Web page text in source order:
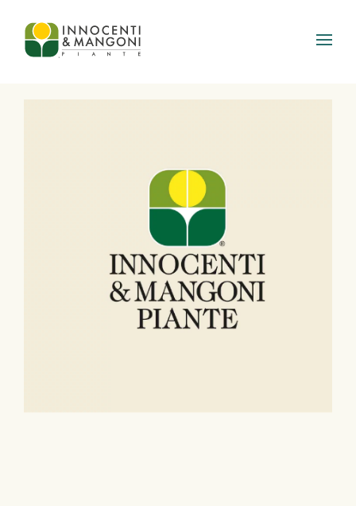
Skip to main content